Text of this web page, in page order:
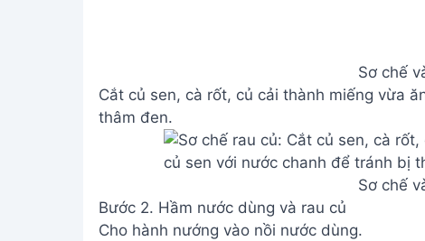
Sơ chế
Cắt củ sen, cà rốt, củ cải thành miếng vừa
thâm đen.
Sơ chế
Bước 2. Hầm nước dùng và rau củ
Cho hành nướng vào nồi nước dùng.